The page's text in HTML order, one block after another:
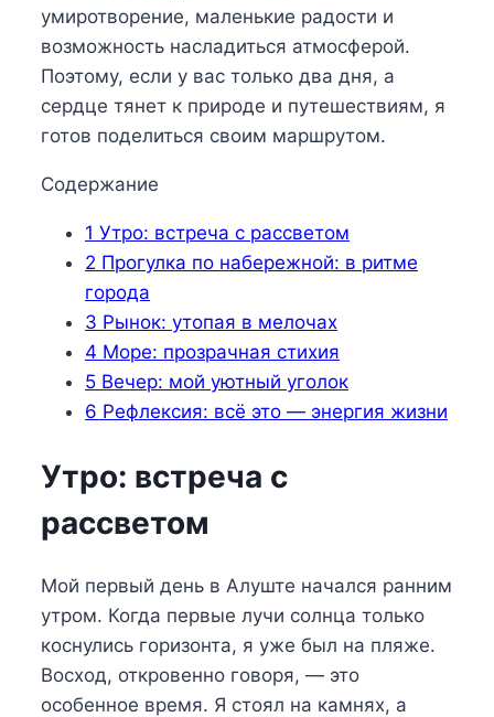
умиротворение, маленькие радости и
возможность насладиться атмосферой.
Поэтому, если у вас только два дня, а
сердце тянет к природе и путешествиям, я
готов поделиться своим маршрутом.
Содержание
1 Утро: встреча с рассветом
2 Прогулка по набережной: в ритме
города
3 Рынок: утопая в мелочах
4 Море: прозрачная стихия
5 Вечер: мой уютный уголок
6 Рефлексия: всё это — энергия жизни
Утро: встреча с
рассветом
Мой первый день в Алуште начался ранним
утром. Когда первые лучи солнца только
коснулись горизонта, я уже был на пляже.
Восход, откровенно говоря, — это
особенное время. Я стоял на камнях, а